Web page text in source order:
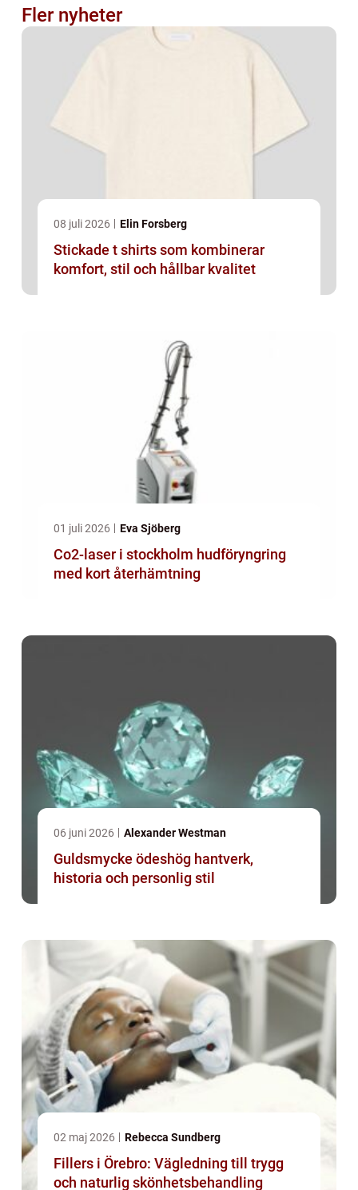
Fler nyheter
08 juli 2026 Elin Forsberg
Stickade t shirts som kombinerar
komfort, stil och hållbar kvalitet
01 juli 2026 Eva Sjöberg
Co2-laser i stockholm hudföryngring
med kort återhämtning
06 juni 2026 Alexander Westman
Guldsmycke ödeshög hantverk,
historia och personlig stil
02 maj 2026 Rebecca Sundberg
Fillers i Örebro: Vägledning till trygg
och naturlig skönhetsbehandling